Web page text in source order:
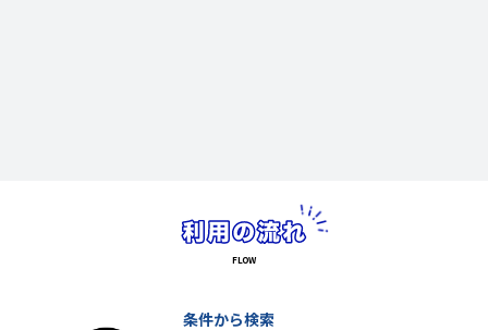
条件から検索